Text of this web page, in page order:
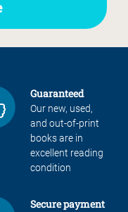
Guaranteed
Our new, used,
and out-of-print
books are in
excellent reading
condition
Secure payment